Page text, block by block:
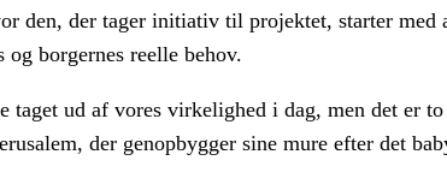
den, der tager initiativ til projektet, starter med
borgernes reelle behov.
taget ud af vores virkelighed i dag, men det er
der genopbygger sine mure efter det